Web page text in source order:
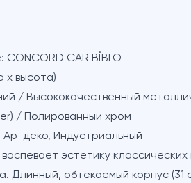
CONCORD CAR BİBLO
х высота)
/ Высококачественный
/ Полированный хром
Ар-деко, Индустриальный
эстетику
Длинный, обтекаемый корпус (31